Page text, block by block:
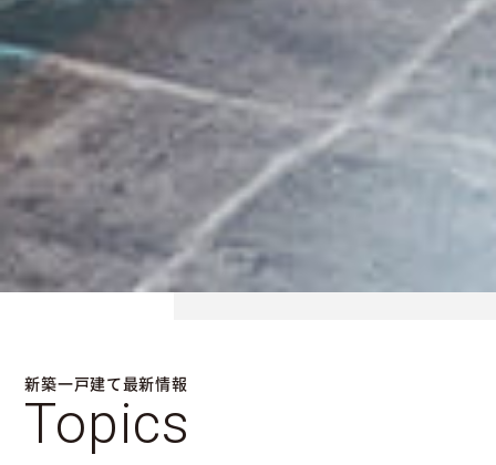
新築一戸建て最新情報
Topics